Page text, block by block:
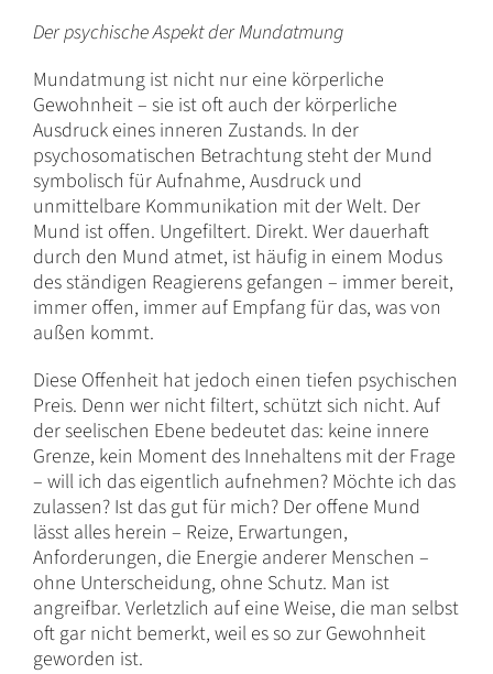
Der psychische Aspekt der Mundatmung
Mundatmung ist nicht nur eine körperliche
Gewohnheit – sie ist oft auch der körperliche
Ausdruck eines inneren Zustands. In der
psychosomatischen Betrachtung steht der Mund
symbolisch für Aufnahme, Ausdruck und
unmittelbare Kommunikation mit der Welt. Der
Mund ist offen. Ungefiltert. Direkt. Wer dauerhaft
durch den Mund atmet, ist häufig in einem Modus
des ständigen Reagierens gefangen – immer bereit,
immer offen, immer auf Empfang für das, was von
außen kommt.
Diese Offenheit hat jedoch einen tiefen psychischen
Preis. Denn wer nicht filtert, schützt sich nicht. Auf
der seelischen Ebene bedeutet das: keine innere
Grenze, kein Moment des Innehaltens mit der Frage
– will ich das eigentlich aufnehmen? Möchte ich das
zulassen? Ist das gut für mich? Der offene Mund
lässt alles herein – Reize, Erwartungen,
Anforderungen, die Energie anderer Menschen –
ohne Unterscheidung, ohne Schutz. Man ist
angreifbar. Verletzlich auf eine Weise, die man selbst
oft gar nicht bemerkt, weil es so zur Gewohnheit
geworden ist.